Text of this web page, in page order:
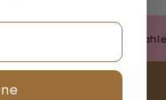
Bezahlen